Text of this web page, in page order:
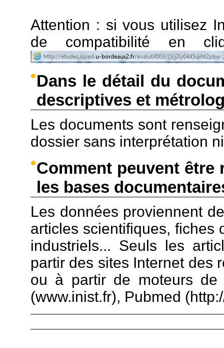
Attention : si vous utilisez
de compatibilité en
Dans le détail du
descriptives et
Les documents sont
dossier sans interprétation
Comment peuvent
les bases
Les données proviennent
articles scientifiques, fiches
industriels... Seuls les
partir des sites Internet des
ou à partir de moteurs de
(www.inist.fr), Pubmed